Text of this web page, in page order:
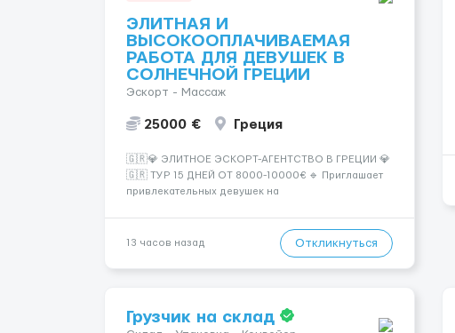
ЭЛИТНАЯ И
ВЫСОКООПЛАЧИВАЕМАЯ
РАБОТА ДЛЯ ДЕВУШЕК В
СОЛНЕЧНОЙ ГРЕЦИИ
Эскорт - Массаж
25000 € Греция
🇬🇷💎 ЭЛИТНОЕ ЭСКОРТ-АГЕНТСТВО В ГРЕЦИИ 💎
🇬🇷 ТУР 15 ДНЕЙ ОТ 8000-10000€ 🔹 Приглашает
привлекательных девушек на
хорошие деньги 💶 — это предложение для тебя! 🔹
13 часов назад Откликнуться
Грузчик на склад